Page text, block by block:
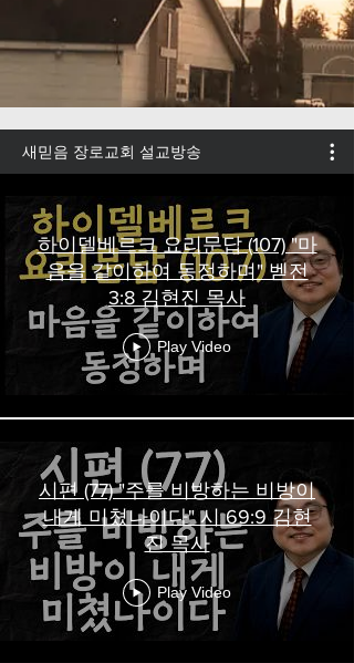
새믿음 장로교회 설교방송
하이델베르크 요리문답 (107) "마
음을 같이하여 동정하며" 벧전
3:8 김현진 목사
Play Video
시편 (77) "주를 비방하는 비방이
내게 미쳤나이다" 시 69:9 김현
진 목사
Play Video